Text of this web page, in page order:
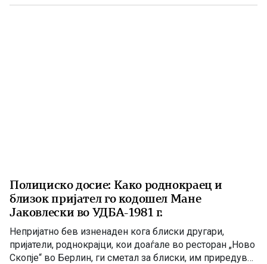
ПРОГЛАС: БРАЌА И СЕСТРИ – МАКЕДОНЦИ И
Полициско досие: Како роднокраец и
близок пријател го кодошел Мане
Јаковлески во УДБА-1981 г.
Непријатно бев изненаден кога блиски другари,
пријатели, роднокрајци, кои доаѓале во ресторан „Ново
Скопје“ во Берлин, ги сметал за блиски, им приредувал